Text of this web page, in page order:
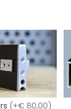
(+€ 80,00)